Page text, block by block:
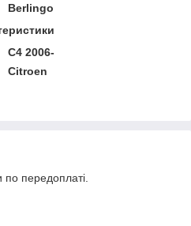
Berlingo
C4 2006-
Citroen
по передоплаті.